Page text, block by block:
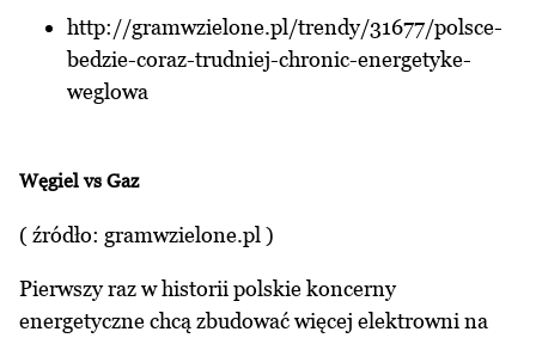
http://gramwzielone.pl/trendy/31677/polsce-
bedzie-coraz-trudniej-chronic-energetyke-
weglowa
Węgiel vs Gaz
( źródło: gramwzielone.pl )
Pierwszy raz w historii polskie koncerny
energetyczne chcą zbudować więcej elektrowni na